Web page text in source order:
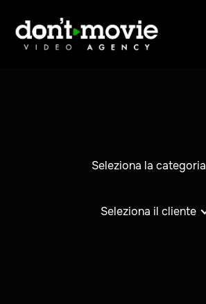
Seleziona la categoria
Seleziona il cliente